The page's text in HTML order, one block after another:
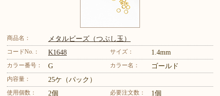
商品名： メタルビーズ（つぶし玉）
コードNo.： K1648 サイズ： 1.4mm
カラー番号： G カラー名： ゴールド
内容量： 25ケ（パック）
使用個数： 2個 必要注文数： 1個